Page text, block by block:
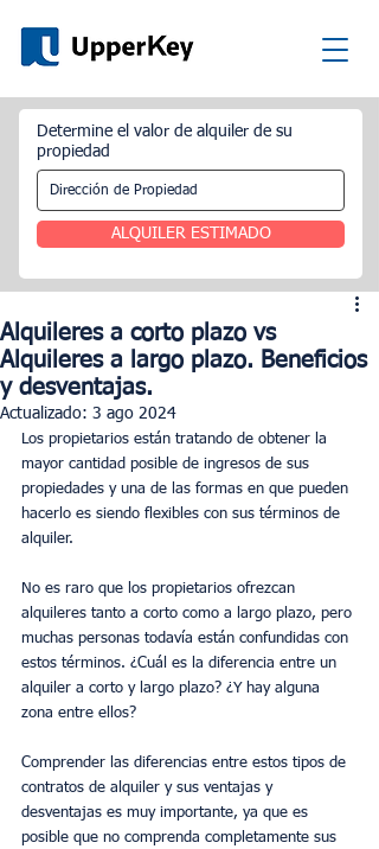
Determine el valor de alquiler de su
propiedad
ALQUILER ESTIMADO
Alquileres a corto plazo vs
Alquileres a largo plazo. Beneficios
y desventajas.
Actualizado: 3 ago 2024
Los propietarios están tratando de obtener la
mayor cantidad posible de ingresos de sus
propiedades y una de las formas en que pueden
hacerlo es siendo flexibles con sus términos de
alquiler.
No es raro que los propietarios ofrezcan
alquileres tanto a corto como a largo plazo, pero
muchas personas todavía están confundidas con
estos términos. ¿Cuál es la diferencia entre un
alquiler a corto y largo plazo? ¿Y hay alguna
zona entre ellos?
Comprender las diferencias entre estos tipos de
contratos de alquiler y sus ventajas y
desventajas es muy importante, ya que es
posible que no comprenda completamente sus